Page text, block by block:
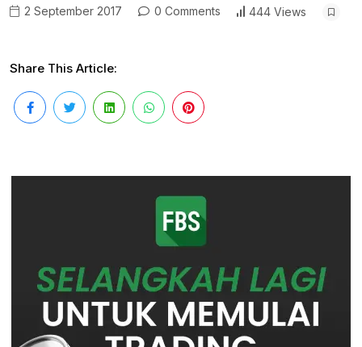
2 September 2017 0 Comments 444 Views
Share This Article: